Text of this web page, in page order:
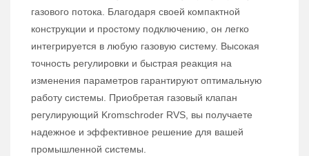
газового потока. Благодаря своей компактной
конструкции и простому подключению, он легко
интегрируется в любую газовую систему. Высокая
точность регулировки и быстрая реакция на
изменения параметров гарантируют оптимальную
работу системы. Приобретая газовый клапан
регулирующий Kromschroder RVS, вы получаете
надежное и эффективное решение для вашей
промышленной системы.